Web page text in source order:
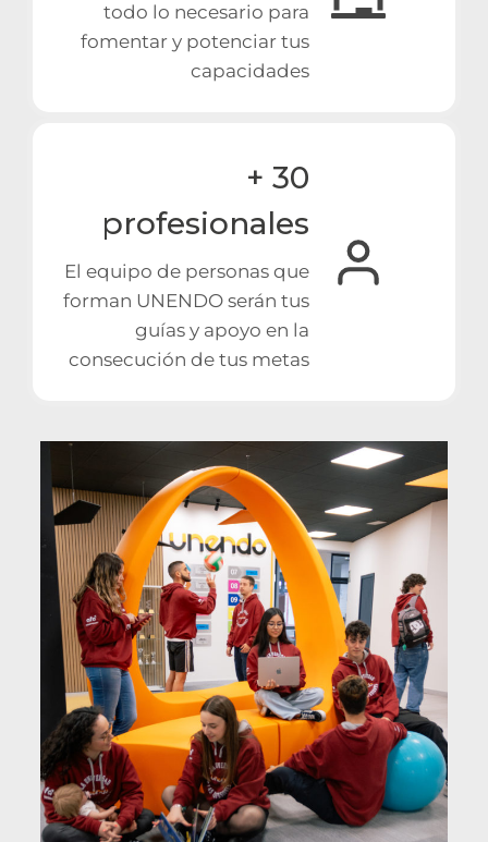
todo lo necesario para
fomentar y potenciar tus
capacidades
+ 30
profesionales
El equipo de personas que
forman UNENDO serán tus
guías y apoyo en la
consecución de tus metas